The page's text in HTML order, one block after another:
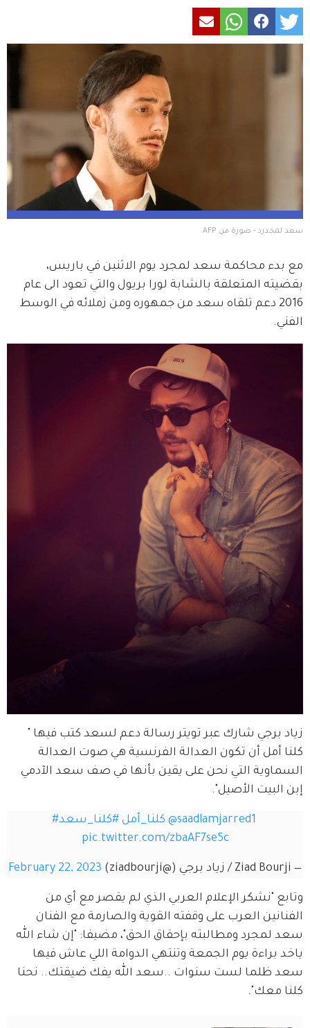
سعد لمجدرد - صورة من AFP
مع بدء محاكمة سعد لمجرد يوم الاثنين في باريس،
بقضيته المتعلقة بالشابة لورا بريول والتي تعود الى عام
2016 دعم تلقاه سعد من جمهوره ومن زملائه في الوسط
الفني.
زياد برجي شارك عبر تويتر رسالة دعم لسعد كتب فيها "
كلنا أمل أن تكون العدالة الفرنسية هي صوت العدالة
السماوية التي نحن على يقين بأنها في صف سعد الآدمي
إبن البيت الأصيل".
#كلنا_أمل #كلنا_سعد
@saadlamjarred1
pic.twitter.com/zbaAF7se5c
— Ziad Bourji / زياد برجي (@ziadbourji) February 22, 2023
وتابع "نشكر الإعلام العربي الذي لم يقصر مع أي من
الفنانين العرب على وقفته القوية والصارمة مع الفنان
سعد لمجرد ومطالبته بإحقاق الحق"، مضيفا: "إن شاء الله
ياخد براءة يوم الجمعة وتنتهي الدوامة اللي عاش فيها
سعد ظلما لست سنوات ..سعد الله يفك ضيقتك.. نحنا
كلنا معك".